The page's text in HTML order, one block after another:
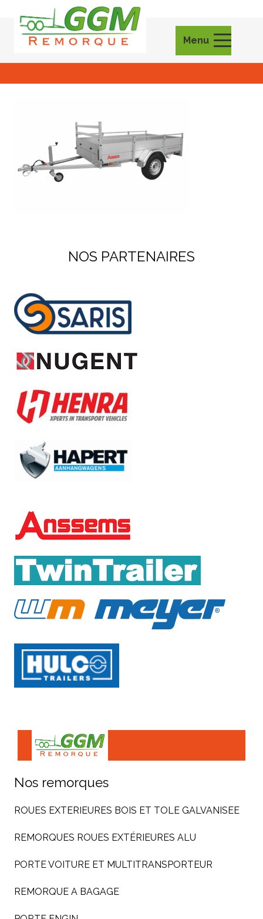
Menu
NOS PARTENAIRES
Nos remorques
ROUES EXTERIEURES BOIS ET TOLE GALVANISEE
REMORQUES ROUES EXTÉRIEURES ALU
PORTE VOITURE ET MULTITRANSPORTEUR
REMORQUE A BAGAGE